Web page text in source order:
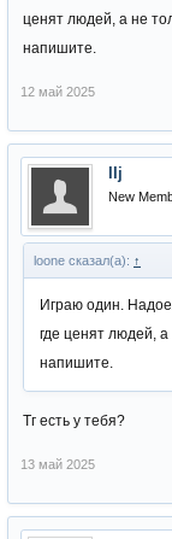
ценят людей, а не
напишите.
12 май 2025
IIj
New
loone сказал(а): ↑
Играю один.
где ценят людей,
напишите.
Тг есть у тебя?
13 май 2025